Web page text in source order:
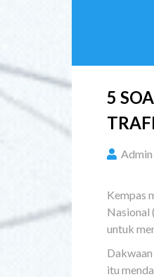
5
Kempas
Nasional
untuk
itu